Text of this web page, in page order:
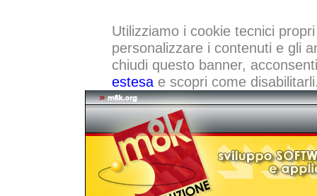
Utilizziamo i cookie tecnici
personalizzare i contenuti e gli
chiudi questo banner,
estesae scopri come